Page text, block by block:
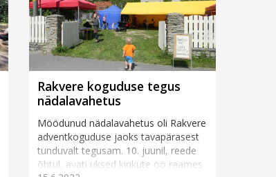
Rakvere koguduse tegus
nädalavahetus
Möödunud nädalavahetus oli Rakvere
adventkoguduse jaoks tavapärasest
tunduvalt tegusam. 10. juunil, reede
õhtul, avati uksed kirikute öö raames